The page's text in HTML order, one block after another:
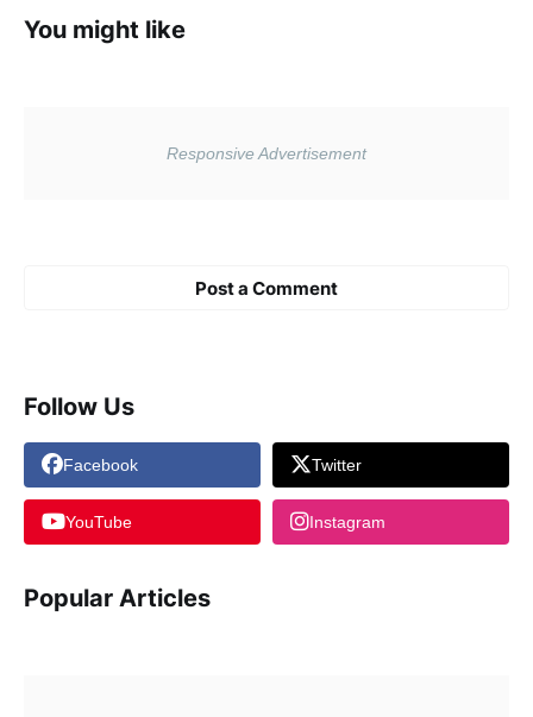
You might like
Post a Comment
Follow Us
Facebook Twitter
YouTube Instagram
Popular Articles